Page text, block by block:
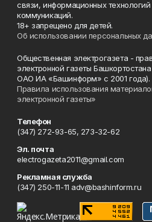
связи, информационных
коммуникаций.
18+ запрещено для детей.
Об использовании персональных
Общественная электрогазета -
электронной газеты
ОАО ИА «Башинформ» с 2001 года).
Правила использования
электронной газеты»
Телефон
(347) 272-93-65, 273-32-62
Эл. почта
electrogazeta2011@gmail.com
Рекламная служба
(347) 250-11-11 adv@bashinform.ru